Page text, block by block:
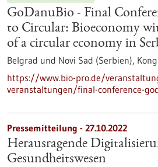
GoDanuBio - Final
to Circular: Bioeconomy
of a circular economy in
Belgrad und Novi Sad (Serbien),
https://www.bio-pro.de/
veranstaltungen/final-conference-
Pressemitteilung - 27.10.2022
Herausragende
Gesundheitswesen